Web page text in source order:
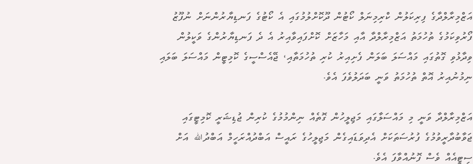
އަޒްމިރާލްދާގެ ފިރިކަލުން ކްރިމިނަލް ކޯޓުން ދޫކޮށްލުމުގައި އެ ކޯޓުގެ ފަނޑިޔާރުންނަށް ނުފޫޒު
ފޯރުވިކަމުގެ ތުހުމަތު އަޒްމިރާލްދާ އާއި މަހާޒަށް ކޮށްފައިވާއިރު އެ ދެ ފަނޑިޔާރުންގެ ވަކީލުން
ވިދާޅުވި ގޮތުގައި މައްސަލަ ބަލަން ފެށިއިރު ކުރި ތުހުމަތާއި، ޖޭއެސްސީގެ ކޮމިޓީން މައްސަލަ ބަލައި
ނިމުނުއިރު އޮތް ތުހުމަތު ވަނީ ބަދަލުވެފަ އެވެ.
އަޒްމިރާލްދާ ވަނީ މި މައްސަލާގައި މަޖިލީހުން ގޮތެއް ނިންމުމުގެ ކުރިން ޖުޑިޝަރީ ކޮމިޓީގައި
ޖަވާބުދާރީވުމުގެ ފުރުސަތަކަށް އެދިވަޑައިގެން މަޖިލީހުގެ ރައީސް އަބްދުއްރަހީމް އަބްދުﷲ އަށް
ސިޓީއެއް ވެސް ފޮނުއްވާފަ އެވެ.